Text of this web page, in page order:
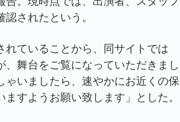
されたという。
ていることから、同サイトでは
、舞台をご覧になっていただきまし
いましたら、速やかにお近くの保
すようお願い致します」とした。